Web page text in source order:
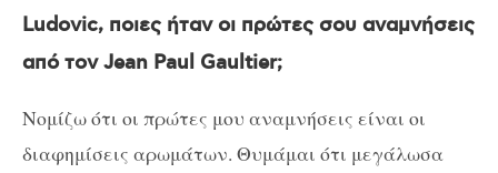
Ludovic, ποιες ήταν οι πρώτες σου αναμνήσεις
από τον Jean Paul Gaultier;
Νομίζω ότι οι πρώτες μου αναμνήσεις είναι οι
διαφημίσεις αρωμάτων. Θυμάμαι ότι μεγάλωσα